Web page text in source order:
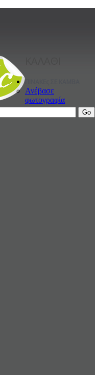
Ανέβασε
φωτογραφία